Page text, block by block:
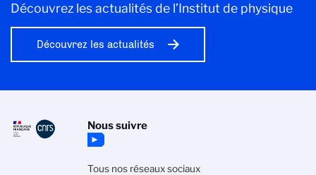
Découvrez les actualités de l’Institut de physique
Découvrez les actualités
Nous suivre
Tous nos réseaux sociaux